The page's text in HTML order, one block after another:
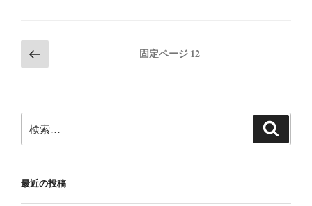
投
稿
ペ
ー
ジ
り
前
の
ジ
固定ページ12
索:
最近の投稿